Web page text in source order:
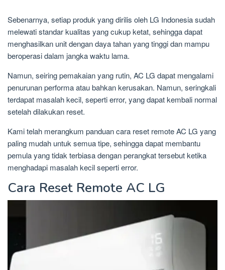
Sebenarnya, setiap produk yang dirilis oleh LG Indonesia sudah
melewati standar kualitas yang cukup ketat, sehingga dapat
menghasilkan unit dengan daya tahan yang tinggi dan mampu
beroperasi dalam jangka waktu lama.
Namun, seiring pemakaian yang rutin, AC LG dapat mengalami
penurunan performa atau bahkan kerusakan. Namun, seringkali
terdapat masalah kecil, seperti error, yang dapat kembali normal
setelah dilakukan reset.
Kami telah merangkum panduan cara reset remote AC LG yang
paling mudah untuk semua tipe, sehingga dapat membantu
pemula yang tidak terbiasa dengan perangkat tersebut ketika
menghadapi masalah kecil seperti error.
Cara Reset Remote AC LG